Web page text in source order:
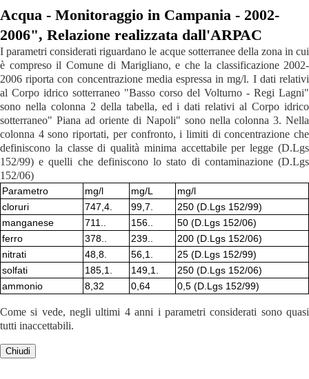
Acqua - Monitoraggio in Campania - 2002-
2006", Relazione realizzata dall'ARPAC
I parametri considerati riguardano le acque sotterranee della zona in cui
è compreso il Comune di Marigliano, e che la classificazione 2002-
2006 riporta con concentrazione media espressa in mg/l. I dati relativi
al Corpo idrico sotterraneo "Basso corso del Volturno - Regi Lagni"
sono nella colonna 2 della tabella, ed i dati relativi al Corpo idrico
sotterraneo" Piana ad oriente di Napoli" sono nella colonna 3. Nella
colonna 4 sono riportati, per confronto, i limiti di concentrazione che
definiscono la classe di qualità minima accettabile per legge (D.Lgs
152/99) e quelli che definiscono lo stato di contaminazione (D.Lgs
152/06)
Parametro mg/l mg/L
mg/l
cloruri
747,4. 99,7.
250 (D.Lgs 152/99)
manganese
711.. 156..
50 (D.Lgs 152/06)
ferro
378.. 239..
200 (D.Lgs 152/06)
nitrati
48,8. 56,1.
25 (D.Lgs 152/99)
solfati
185,1. 149,1.
250 (D.Lgs 152/06)
ammonio
8,32 0,64 0,5 (D.Lgs 152/99)
Come si vede, negli ultimi 4 anni i parametri considerati sono quasi
tutti inaccettabili.